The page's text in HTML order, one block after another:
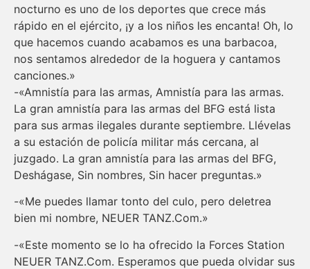
nocturno es uno de los deportes que crece más
rápido en el ejército, ¡y a los niños les encanta! Oh, lo
que hacemos cuando acabamos es una barbacoa,
nos sentamos alrededor de la hoguera y cantamos
canciones.»
-«Amnistía para las armas, Amnistía para las armas.
La gran amnistía para las armas del BFG está lista
para sus armas ilegales durante septiembre. Llévelas
a su estación de policía militar más cercana, al
juzgado. La gran amnistía para las armas del BFG,
Deshágase, Sin nombres, Sin hacer preguntas.»
-«Me puedes llamar tonto del culo, pero deletrea
bien mi nombre, NEUER TANZ.Com.»
-«Este momento se lo ha ofrecido la Forces Station
NEUER TANZ.Com. Esperamos que pueda olvidar sus